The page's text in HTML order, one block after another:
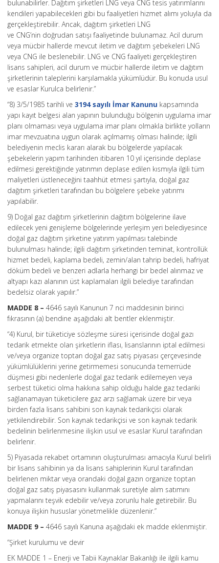
bulunabilirler. Dağıtım şirketleri LNG veya CNG tesis yatırımlarını
kendileri yapabilecekleri gibi bu faaliyetleri hizmet alımı yoluyla da
gerçekleştirebilir. Ancak, dağıtım şirketleri LNG
ve CNG’nin doğrudan satışı faaliyetinde bulunamaz. Acil durum
veya mücbir hallerde mevcut iletim ve dağıtım şebekeleri LNG
veya CNG ile beslenebilir. LNG ve CNG faaliyeti gerçekleştiren
lisans sahipleri, acil durum ve mücbir hallerde iletim ve dağıtım
şirketlerinin taleplerini karşılamakla yükümlüdür. Bu konuda usul
ve esaslar Kurulca belirlenir.”
“8) 3/5/1985 tarihli ve 3194 sayılı İmar Kanunu kapsamında
yapı kayıt belgesi alan yapının bulunduğu bölgenin uygulama imar
planı olmaması veya uygulama imar planı olmakla birlikte yolların
imar mevzuatına uygun olarak açılmamış olması halinde; ilgili
belediyenin meclis kararı alarak bu bölgelerde yapılacak
şebekelerin yapım tarihinden itibaren 10 yıl içerisinde deplase
edilmesi gerektiğinde yatırımın deplase edilen kısmıyla ilgili tüm
maliyetleri üstleneceğini taahhüt etmesi şartıyla, doğal gaz
dağıtım şirketleri tarafından bu bölgelere şebeke yatırımı
yapılabilir.
9) Doğal gaz dağıtım şirketlerinin dağıtım bölgelerine ilave
edilecek yeni genişleme bölgelerinde yerleşim yeri belediyesince
doğal gaz dağıtım şirketine yatırım yapılması talebinde
bulunulması halinde; ilgili dağıtım şirketinden teminat, kontrollük
hizmet bedeli, kaplama bedeli, zemin/alan tahrip bedeli, hafriyat
döküm bedeli ve benzeri adlarla herhangi bir bedel alınmaz ve
altyapı kazı alanının üst kaplamaları ilgili belediye tarafından
bedelsiz olarak yapılır.”
MADDE 8 – 4646 sayılı Kanunun 7 nci maddesinin birinci
fıkrasının (a) bendine aşağıdaki alt bentler eklenmiştir.
“4) Kurul, bir tüketiciye sözleşme süresi içerisinde doğal gazı
tedarik etmekte olan şirketlerin iflası, lisanslarının iptal edilmesi
ve/veya organize toptan doğal gaz satış piyasası çerçevesinde
yükümlülüklerini yerine getirmemesi sonucunda temerrüde
düşmesi gibi nedenlerle doğal gaz tedarik edilemeyen veya
serbest tüketici olma hakkına sahip olduğu halde gaz tedariki
sağlanamayan tüketicilere gaz arzı sağlamak üzere bir veya
birden fazla lisans sahibini son kaynak tedarikçisi olarak
yetkilendirebilir. Son kaynak tedarikçisi ve son kaynak tedarik
bedelinin belirlenmesine ilişkin usul ve esaslar Kurul tarafından
belirlenir.
5) Piyasada rekabet ortamının oluşturulması amacıyla Kurul belirli
bir lisans sahibinin ya da lisans sahiplerinin Kurul tarafından
belirlenen miktar veya orandaki doğal gazın organize toptan
doğal gaz satış piyasasını kullanmak suretiyle alım satımını
yapmalarını teşvik edebilir ve/veya zorunlu hale getirebilir. Bu
konuya ilişkin hususlar yönetmelikle düzenlenir.”
MADDE 9 – 4646 sayılı Kanuna aşağıdaki ek madde eklenmiştir.
“Şirket kurulumu ve devir
EK MADDE 1 – Enerji ve Tabii Kaynaklar Bakanlığı ile ilgili kamu